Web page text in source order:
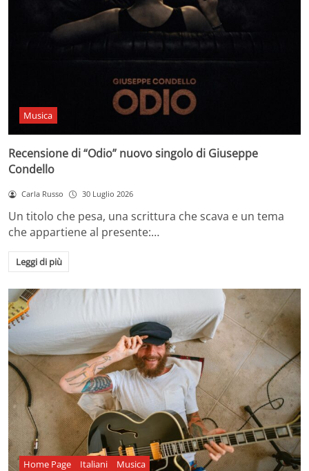
Musica
Recensione di “Odio” nuovo singolo di Giuseppe
Condello
Carla Russo 30 Luglio 2026
Un titolo che pesa, una scrittura che scava e un tema
che appartiene al presente:…
Leggi di più
Home Page Italiani Musica